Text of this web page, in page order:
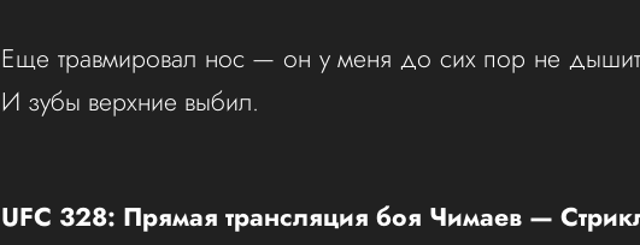
Еще травмировал нос — он у меня до сих пор не
И зубы верхние выбил.
UFC 328: Прямая трансляция боя Чимаев —